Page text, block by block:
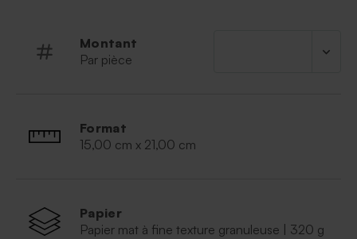
Montant
Par pièce
Format
15,00 cm x 21,00 cm
Papier
Papier mat à fine texture granuleuse | 320 g